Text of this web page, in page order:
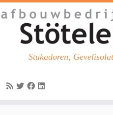
Stukadoren,